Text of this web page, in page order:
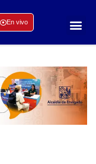
En vivo